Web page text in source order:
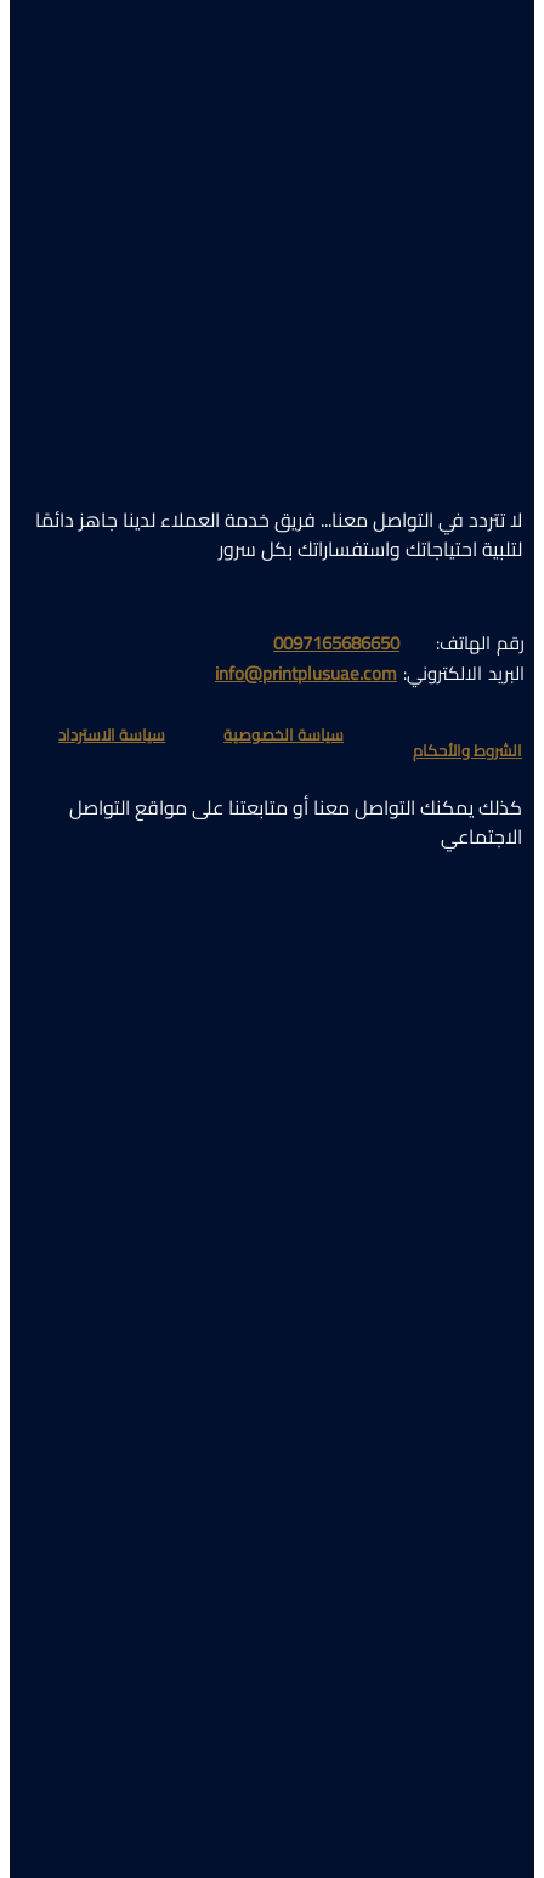
لا تتردد في التواصل معنا... فريق خدمة العملاء لدينا جاهز دائمًا
لتلبية احتياجاتك واستفساراتك بكل سرور
رقم الهاتف:
0097165686650
البريد الالكتروني:info@printplusuae.com
الشروط والأحكام
سياسة الخصوصية​ سياسة الاسترداد​
كذلك يمكنك التواصل معنا أو متابعتنا على مواقع التواصل
الاجتماعي